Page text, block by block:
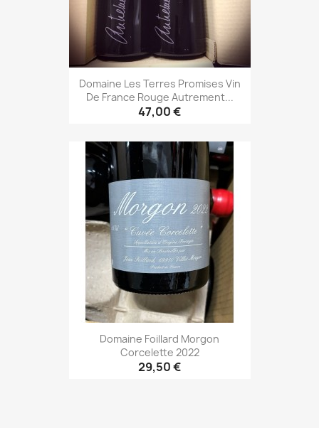
Domaine Les Terres Promises Vin
De France Rouge Autrement...
47,00 €
Domaine Foillard Morgon
Corcelette 2022
29,50 €